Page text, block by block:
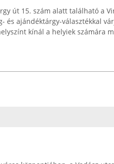
út 15. szám alatt található a
és ajándéktárgy-választékkal
kínál a helyiek számára